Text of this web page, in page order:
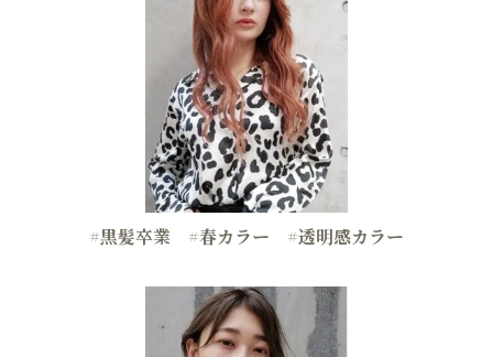
#黒髪卒業 #春カラー #透明感カラー